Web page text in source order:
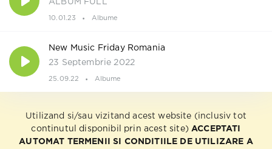
ALBUM FULL
10.01.23 Albume
New Music Friday Romania
23 Septembrie 2022
25.09.22 Albume
Utilizand si/sau vizitand acest website (inclusiv tot
continutul disponibil prin acest site) ACCEPTATI
AUTOMAT TERMENII SI CONDITIILE DE UTILIZARE A